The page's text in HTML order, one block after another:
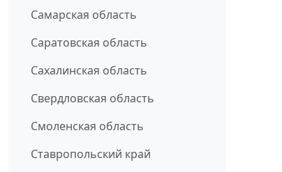
Самарская область
Саратовская область
Сахалинская область
Свердловская область
Смоленская область
Ставропольский край